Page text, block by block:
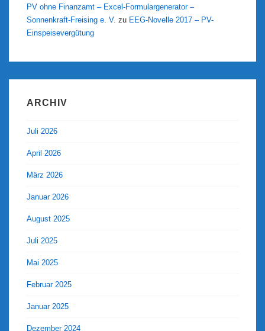
PV ohne Finanzamt – Excel-Formulargenerator –
Sonnenkraft-Freising e. V. zu EEG-Novelle 2017 – PV-
Einspeisevergütung
ARCHIV
Juli 2026
April 2026
März 2026
Januar 2026
August 2025
Juli 2025
Mai 2025
Februar 2025
Januar 2025
Dezember 2024